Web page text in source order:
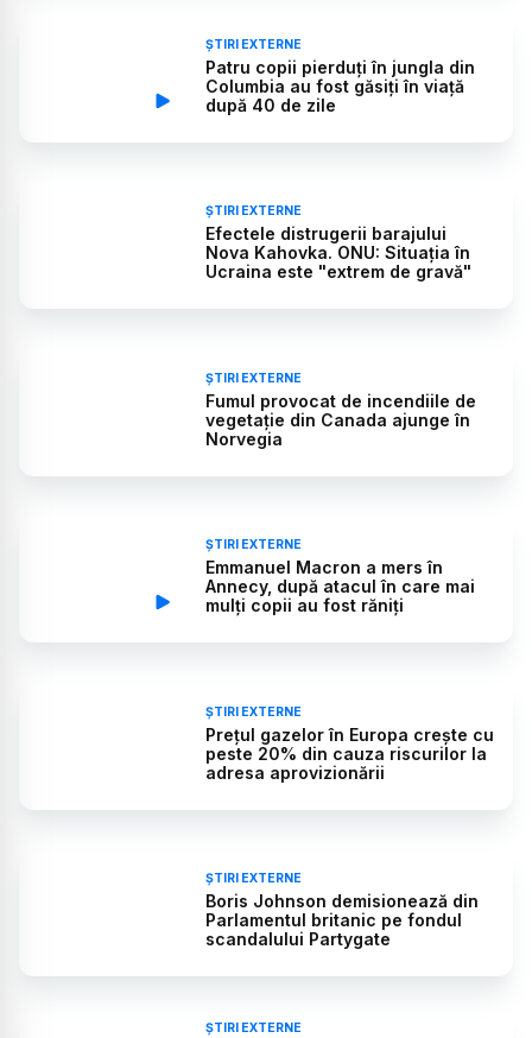
ȘTIRI EXTERNE
Patru copii pierduți în jungla din
Columbia au fost găsiți în viață
după 40 de zile
ȘTIRI EXTERNE
Efectele distrugerii barajului
Nova Kahovka. ONU: Situația în
Ucraina este "extrem de gravă"
ȘTIRI EXTERNE
Fumul provocat de incendiile de
vegetație din Canada ajunge în
Norvegia
ȘTIRI EXTERNE
Emmanuel Macron a mers în
Annecy, după atacul în care mai
mulți copii au fost răniți
ȘTIRI EXTERNE
Prețul gazelor în Europa crește cu
peste 20% din cauza riscurilor la
adresa aprovizionării
ȘTIRI EXTERNE
Boris Johnson demisionează din
Parlamentul britanic pe fondul
scandalului Partygate
ȘTIRI EXTERNE